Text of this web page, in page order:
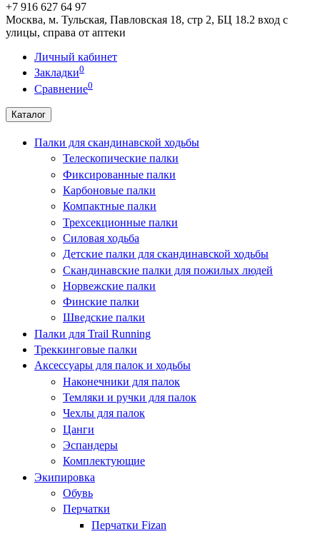
+7 916 627 64 97
Москва, м. Тульская, Павловская 18, стр 2, БЦ 18.2 вход с
улицы, справа от аптеки
Личный кабинет
Закладки0
Сравнение0
Каталог
Палки для скандинавской ходьбы
Телескопические палки
Фиксированные палки
Карбоновые палки
Компактные палки
Трехсекционные палки
Силовая ходьба
Детские палки для скандинавской ходьбы
Скандинавские палки для пожилых людей
Норвежские палки
Финские палки
Шведские палки
Палки для Trail Running
Треккинговые палки
Аксессуары для палок и ходьбы
Наконечники для палок
Темляки и ручки для палок
Чехлы для палок
Цанги
Эспандеры
Комплектующие
Экипировка
Обувь
Перчатки
Перчатки Fizan